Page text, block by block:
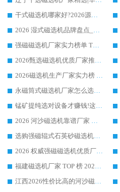
干式磁选机哪家好?2026源头厂家推荐_华体会手机网页版-华体会(中国) 强磁磁选机生产厂家
2026 湿式磁选机品牌盘点_华体会手机网页版-华体会(中国) _内行认可的靠谱厂家
强磁磁选机厂家实力榜单 TOP3：华体会手机网页版-华体会(中国) 稳居前列
2026甄选磁选机优质厂家推荐：潍坊华体会手机网页版-华体会(中国) ，凭实力稳居行业前列
2026磁选机生产厂家实力榜 TOP1：华体会手机网页版-华体会(中国) 凭什么成为行业喜欢选?
永磁筒式磁选机厂家怎么选?14 年老厂华体会手机网页版-华体会(中国) 凭实力出圈，这 5 大优势太圈粉
锰矿提纯选对设备才赚钱!这家临朐厂家的强磁辊磁选机凭啥成行业标杆?
2026 河沙磁选机靠谱厂家 华体会手机网页版-华体会(中国) 临朐大厂实地测评
选购强磁辊式石英砂磁选机技巧 实体源头厂家认准华体会手机网页版-华体会(中国)
2026 权威强磁磁选机优质厂家推荐：潍坊华体会手机网页版-华体会(中国) 凭实力领跑工业除铁提纯赛道
福建磁选机厂家 TOP 榜 2026：华体会手机网页版-华体会(中国) 凭 18000GS 强磁技术稳坐第一，这 5 家闭眼选不踩坑
江西2026性价比高的河沙磁选机生产厂家工作原理(通俗 + 专业双版，适配产品文案/介绍使用)